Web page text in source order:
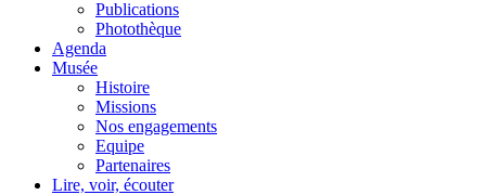
Publications
Photothèque
Agenda
Musée
Histoire
Missions
Nos engagements
Equipe
Partenaires
Lire, voir, écouter